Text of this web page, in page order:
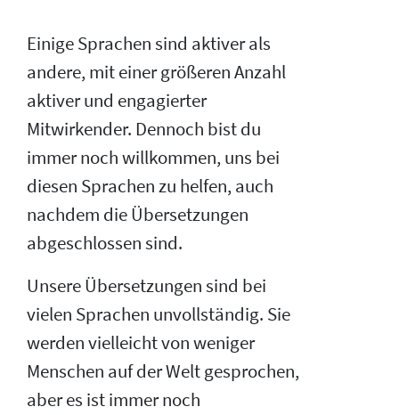
Einige Sprachen sind aktiver als
andere, mit einer größeren Anzahl
aktiver und engagierter
Mitwirkender. Dennoch bist du
immer noch willkommen, uns bei
diesen Sprachen zu helfen, auch
nachdem die Übersetzungen
abgeschlossen sind.
Unsere Übersetzungen sind bei
vielen Sprachen unvollständig. Sie
werden vielleicht von weniger
Menschen auf der Welt gesprochen,
aber es ist immer noch